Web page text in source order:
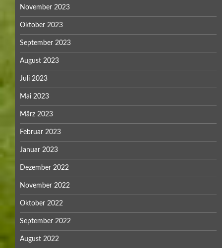
November 2023
Oktober 2023
September 2023
August 2023
Juli 2023
Mai 2023
März 2023
Februar 2023
Januar 2023
Dezember 2022
November 2022
Oktober 2022
September 2022
August 2022